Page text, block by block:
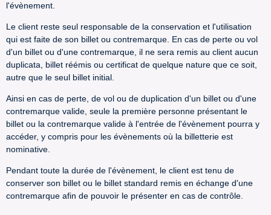
l'évènement.
Le client reste seul responsable de la conservation et l'utilisation
qui est faite de son billet ou contremarque. En cas de perte ou vol
d'un billet ou d'une contremarque, il ne sera remis au client aucun
duplicata, billet réémis ou certificat de quelque nature que ce soit,
autre que le seul billet initial.
Ainsi en cas de perte, de vol ou de duplication d'un billet ou d'une
contremarque valide, seule la première personne présentant le
billet ou la contremarque valide à l'entrée de l'évènement pourra y
accéder, y compris pour les évènements où la billetterie est
nominative.
Pendant toute la durée de l'évènement, le client est tenu de
conserver son billet ou le billet standard remis en échange d'une
contremarque afin de pouvoir le présenter en cas de contrôle.